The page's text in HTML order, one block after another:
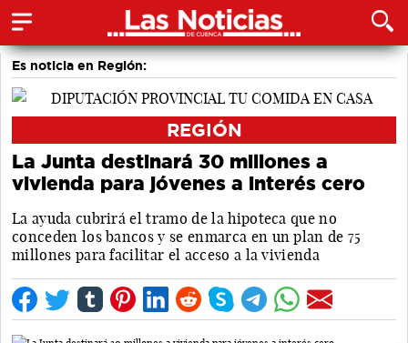
Es noticia en Región:
REGIÓN
La Junta destinará 30 millones a
vivienda para jóvenes a interés cero
La ayuda cubrirá el tramo de la hipoteca que no
conceden los bancos y se enmarca en un plan de 75
millones para facilitar el acceso a la vivienda